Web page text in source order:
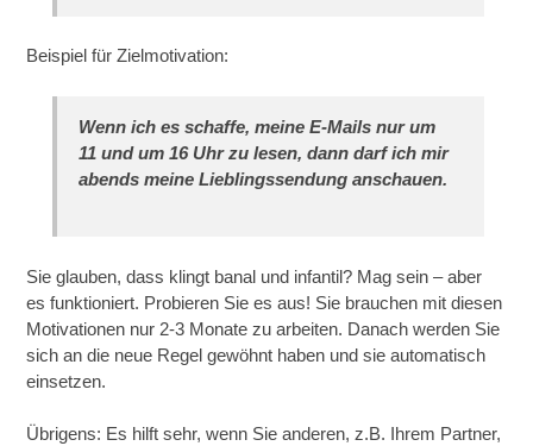
Beispiel für Zielmotivation:
Wenn ich es schaffe, meine E-Mails nur um
11 und um 16 Uhr zu lesen, dann darf ich mir
abends meine Lieblingssendung anschauen.
Sie glauben, dass klingt banal und infantil? Mag sein – aber
es funktioniert. Probieren Sie es aus! Sie brauchen mit diesen
Motivationen nur 2-3 Monate zu arbeiten. Danach werden Sie
sich an die neue Regel gewöhnt haben und sie automatisch
einsetzen.
Übrigens: Es hilft sehr, wenn Sie anderen, z.B. Ihrem Partner,